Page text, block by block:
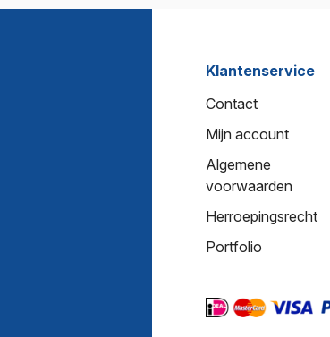
Klantenservice
Contact
Mijn account
Algemene
voorwaarden
Herroepingsrecht
Portfolio